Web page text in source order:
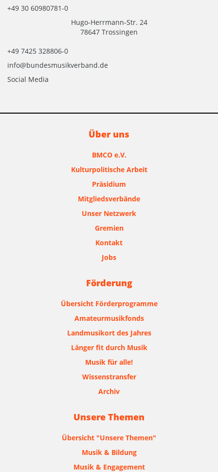
+49 30 60980781-0
Hugo-Herrmann-Str. 24
78647 Trossingen
+49 7425 328806-0
info@bundesmusikverband.de
Social Media
Über uns
BMCO e.V.
Kulturpolitische Arbeit
Präsidium
Mitgliedsverbände
Unser Netzwerk
Gremien
Kontakt
Jobs
Förderung
Übersicht Förderprogramme
Amateurmusikfonds
Landmusikort des Jahres
Länger fit durch Musik
Musik für alle!
Wissenstransfer
Archiv
Unsere Themen
Übersicht "Unsere Themen"
Musik & Bildung
Musik & Engagement